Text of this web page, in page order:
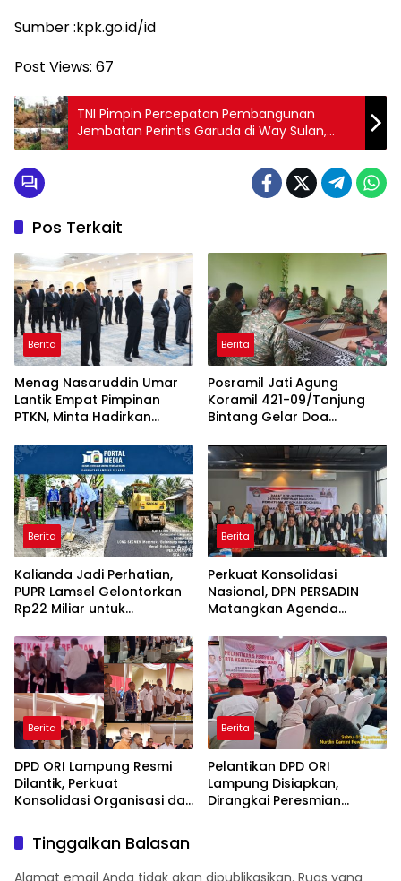
‎Sumber :kpk.go.id/id
Post Views: 67
TNI Pimpin Percepatan Pembangunan
Jembatan Perintis Garuda di Way Sulan,
Perkuat Konektivitas dan Dongkrak Ekonomi
Pos Terkait
Berita
Menag Nasaruddin Umar
Lantik Empat Pimpinan
PTKN, Minta Hadirkan
Pertama
Berita
Posramil Jati Agung
Koramil 421-09/Tanjung
Bintang Gelar Doa
Kodam XXI/Radin Inten
Berita
Kalianda Jadi Perhatian,
PUPR Lamsel Gelontorkan
Rp22 Miliar untuk
Jalan di 2026
Berita
Perkuat Konsolidasi
Nasional, DPN PERSADIN
Matangkan Agenda
Organisasi Advokat
Berita
DPD ORI Lampung Resmi
Dilantik, Perkuat
Konsolidasi Organisasi dan
Pengabdian untuk
Masyarakat
Berita
Pelantikan DPD ORI
Lampung Disiapkan,
Dirangkai Peresmian
Tinggalkan Balasan
Alamat email Anda tidak akan dipublikasikan. Ruas yang